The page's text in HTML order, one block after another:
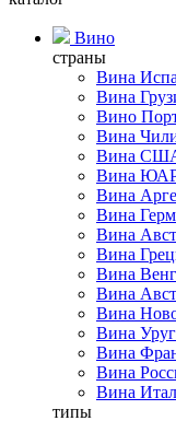
Вино
страны
Вина
Вина
Вино
Вина
Вина
Вина
Вина
Вина
Вина
Вина
Вина
Вина
Вина
Вина
Вина
Вина
Вина
типы